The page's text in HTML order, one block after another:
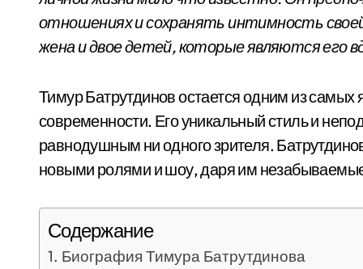
отношениях и сохранять интимность
жена и двое детей, которые являются его
Тимур Батрутдинов остается одним из
современности. Его уникальный стиль и
равнодушным ни одного зрителя.
новыми ролями и шоу, даря им
Содержание
Биография Тимура Батрутдинова